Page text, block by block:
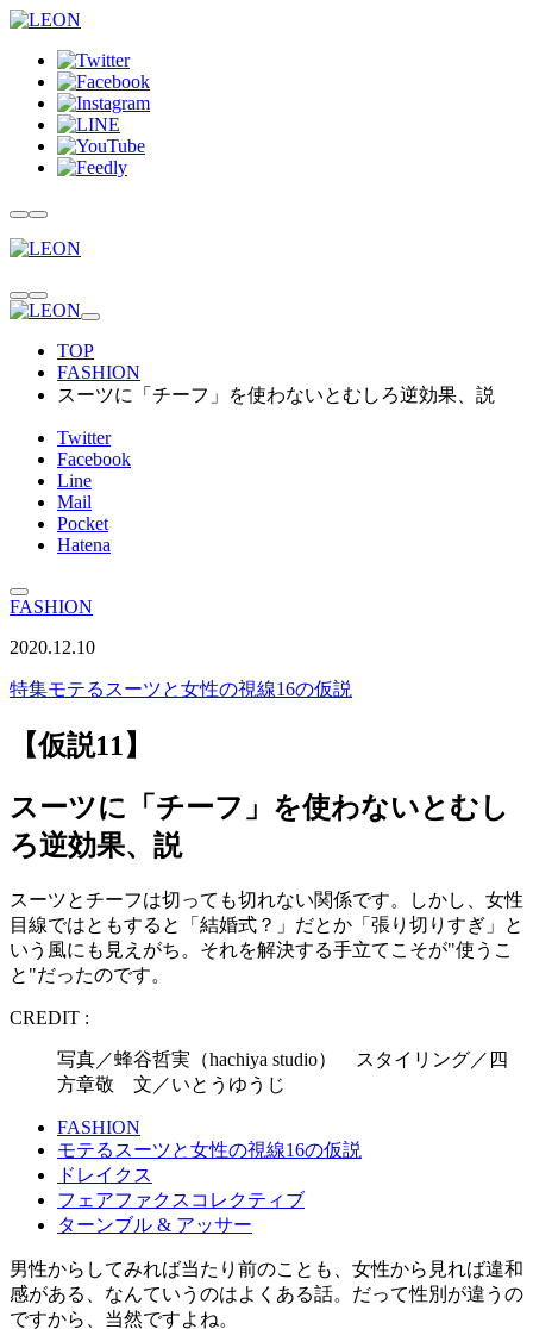
TOP
FASHION
スーツに「チーフ」を使わないとむしろ逆効果、説
Twitter
Facebook
Line
Mail
Pocket
Hatena
FASHION
2020.12.10
特集モテるスーツと女性の視線16の仮説
【仮説11】
スーツに「チーフ」を使わないとむし
ろ逆効果、説
スーツとチーフは切っても切れない関係です。しかし、女性
目線ではともすると「結婚式？」だとか「張り切りすぎ」と
いう風にも見えがち。それを解決する手立てこそが"使うこ
と"だったのです。
CREDIT :
写真／蜂谷哲実（hachiya studio） スタイリング／四
方章敬 文／いとうゆうじ
FASHION
モテるスーツと女性の視線16の仮説
ドレイクス
フェアファクスコレクティブ
ターンブル & アッサー
男性からしてみれば当たり前のことも、女性から見れば違和
感がある、なんていうのはよくある話。だって性別が違うの
ですから、当然ですよね。